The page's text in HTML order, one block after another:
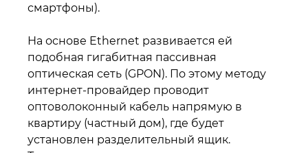
смартфоны).
На основе Ethernet развивается ей
подобная гигабитная пассивная
оптическая сеть (GPON). По этому методу
интернет-провайдер проводит
оптоволоконный кабель напрямую в
квартиру (частный дом), где будет
установлен разделительный ящик.